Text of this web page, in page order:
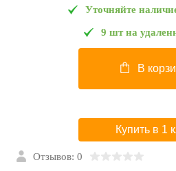
Уточняйте
9 шт на
В
Купить в 1
Отзывов: 0